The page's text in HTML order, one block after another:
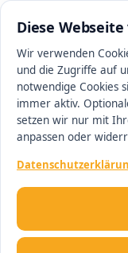
Diese
Wir verwenden
und die Zugriffe auf
notwendige Cookies
immer aktiv.
setzen wir nur mit
anpassen oder